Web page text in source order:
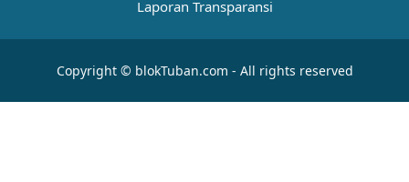
Laporan Transparansi
Copyright © blokTuban.com - All rights reserved